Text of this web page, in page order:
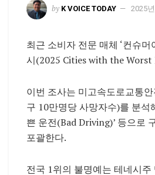
by K VOICE TODAY 2025
최근 소비자 전문 매체 ‘컨슈
시(2025 Cities with the Worst
이번 조사는 미고속도로교통
구 10만명당 사망자수)를 분
쁜 운전(Bad Driving)’ 등으로
포괄한다.
전국 1위의 불명예는 테네시